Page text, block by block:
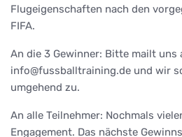
Flugeigenschaften nach den
FIFA.
An die 3 Gewinner: Bitte mailt uns
info@fussballtraining.de und wir
umgehend zu.
An alle Teilnehmer: Nochmals
Engagement. Das nächste